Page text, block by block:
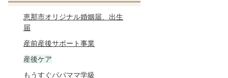
恵那市オリジナル婚姻届、出生
届
産前産後サポート事業
産後ケア
もうすぐパパママ学級